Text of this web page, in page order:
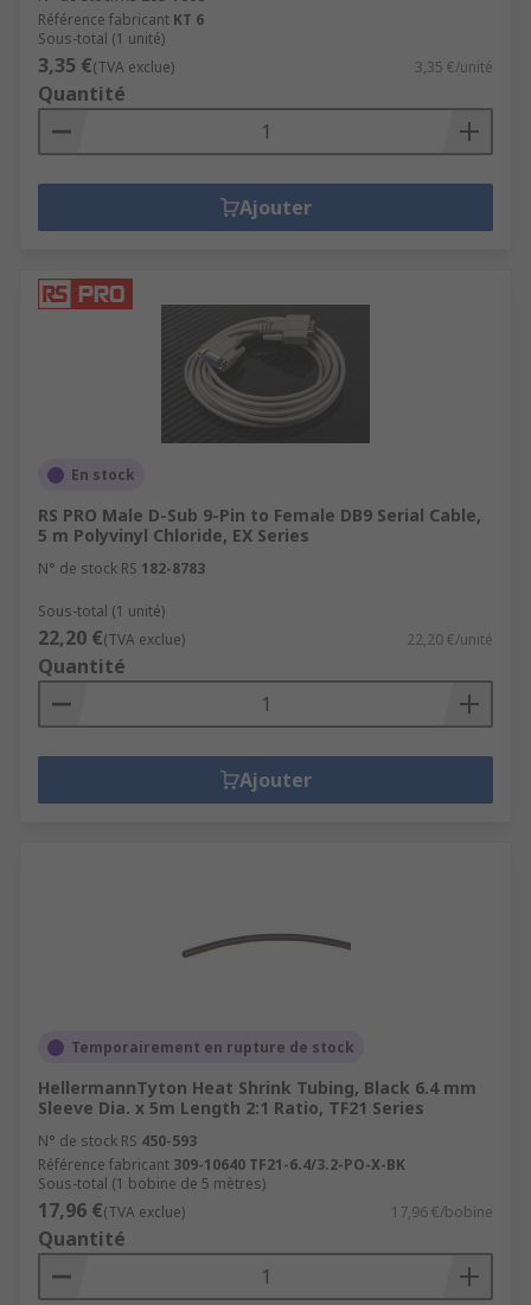
Référence fabricant KT 6
Sous-total (1 unité)
3,35 €(TVA exclue) 3,35 €/unité
Quantité
Ajouter
En stock
RS PRO Male D-Sub 9-Pin to Female DB9 Serial Cable,
5 m Polyvinyl Chloride, EX Series
N° de stock RS 182-8783
Sous-total (1 unité)
22,20 €(TVA exclue) 22,20 €/unité
Quantité
Ajouter
Temporairement en rupture de stock
HellermannTyton Heat Shrink Tubing, Black 6.4 mm
Sleeve Dia. x 5m Length 2:1 Ratio, TF21 Series
N° de stock RS 450-593
Référence fabricant 309-10640 TF21-6.4/3.2-PO-X-BK
Sous-total (1 bobine de 5 mètres)
17,96 €(TVA exclue) 17,96 €/bobine
Quantité